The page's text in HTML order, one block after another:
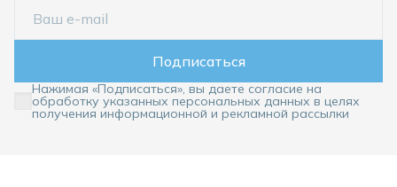
Подписаться
Нажимая «Подписаться», вы даете согласие на
обработку указанных персональных данных в целях
получения информационной и рекламной рассылки